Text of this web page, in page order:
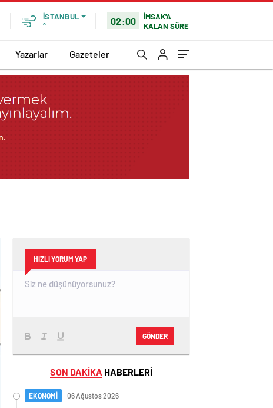
İSTANBUL
°
02:00
İMSAK'A
KALAN SÜRE
Yazarlar Gazeteler
HIZLI YORUM YAP
GÖNDER
SON DAKİKA HABERLERİ
EKONOMİ 06 Ağustos 2026